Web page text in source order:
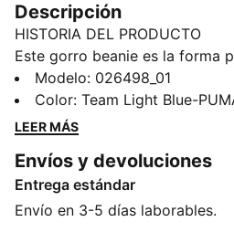
Descripción
HISTORIA DEL PRODUCTO
Este gorro beanie es la forma
comodidad mientras
diseño que ofrece estilo y
los colores de tu club, para
las gradas o desafiando al frío,
garantiza que tu lealtad esté
plana, haga el tiempo que haga.
Modelo: 026498_01
Color: Team Light Blue-
LEER MÁS
Envíos y devoluciones
Entrega estándar
Envío en 3-5 días laborables.